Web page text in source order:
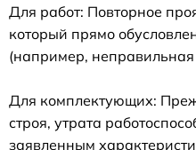
Для работ: Повторное
который прямо
(например, неправильная
Для комплектующих:
строя, утрата
заявленным